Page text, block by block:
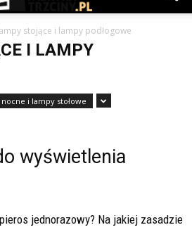
stojące i lampy podłogowe
I LAMPY
i lampy stołowe
wyświetlenia
jednorazowy? Na jakiej zasadzie